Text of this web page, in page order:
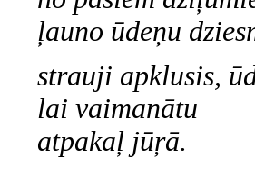
ļauno ūdeņu
strauji apklusis,
lai vaimanātu
atpakaļ jūŗā.